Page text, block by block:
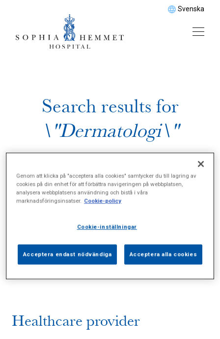
Svenska
Search results for
\"Dermatologi\"
Alla (4) Vårdgivare (1) Specialister (0)
Sidor (0) Press (0) Sophianytt (0)
Healthcare provider
Genom att klicka på "acceptera alla cookies" samtycker du till lagring av
cookies på din enhet för att förbättra navigeringen på webbplatsen,
analysera webbplatsens användning och bistå i våra
marknadsföringsinsatser. Cookie-policy
Cookie-inställningar
Acceptera endast nödvändiga Acceptera alla cookies